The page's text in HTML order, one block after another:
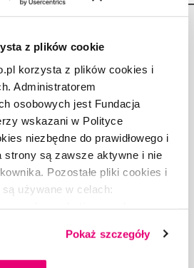
z plików cookie
korzysta z plików cookies i
Administratorem
osobowych jest Fundacja
wskazani w Polityce
niezbędne do prawidłowego i
strony są zawsze aktywne i nie
Pozostałe pliki cookies i
używane w celach:
cookies i technologie
na przechowywanie informacji
Pokaż szczegóły
„PIŚMIE”